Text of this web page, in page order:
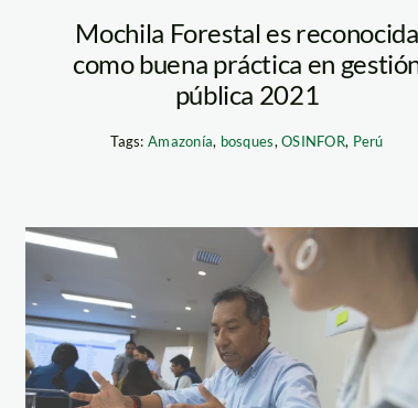
Mochila Forestal es reconocida
como buena práctica en
pública 2021
Tags: Amazonía, bosques,OSINFOR, Perú
taller-acr-foto-
diego-perez-spda